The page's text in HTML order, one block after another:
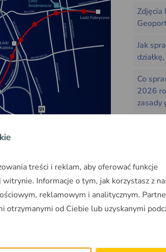
się na dworcu
południowy zachód
w kierunku
Jak
Co
2026
zasady
NIK:
treści i reklam, aby oferować funkcje
Informacje o tym, jak korzystasz z
reklamowym i analitycznym.
otrzymanymi od Ciebie lub uzyskanymi